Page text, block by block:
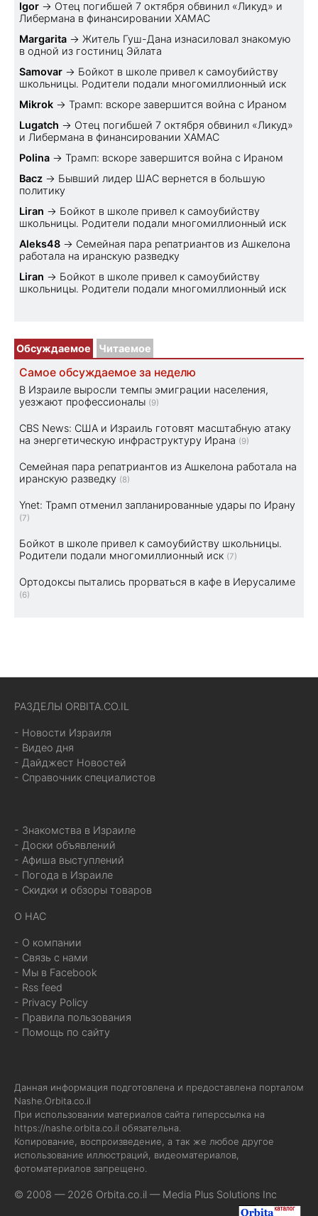
Igor → Отец погибшей 7 октября обвинил «Ликуд» и
Либермана в финансировании ХАМАС
Margarita → Житель Гуш-Дана изнасиловал знакомую
в одной из гостиниц Эйлата
Samovar → Бойкот в школе привел к самоубийству
школьницы. Родители подали многомиллионный иск
Mikrok → Трамп: вскоре завершится война с Ираном
Lugatch → Отец погибшей 7 октября обвинил «Ликуд»
и Либермана в финансировании ХАМАС
Polina → Трамп: вскоре завершится война с Ираном
Bacz → Бывший лидер ШАС вернется в большую
политику
Liran → Бойкот в школе привел к самоубийству
школьницы. Родители подали многомиллионный иск
Aleks48 → Семейная пара репатриантов из Ашкелона
работала на иранскую разведку
Liran → Бойкот в школе привел к самоубийству
школьницы. Родители подали многомиллионный иск
Обсуждаемое Читаемое
Самое обсуждаемое за неделю
В Израиле выросли темпы эмиграции населения,
уезжают профессионалы (9)
CBS News: США и Израиль готовят масштабную атаку
на энергетическую инфраструктуру Ирана (9)
Семейная пара репатриантов из Ашкелона работала на
иранскую разведку (8)
Ynet: Трамп отменил запланированные удары по Ирану
(7)
Бойкот в школе привел к самоубийству школьницы.
Родители подали многомиллионный иск (7)
Ортодоксы пытались прорваться в кафе в Иерусалиме
(6)
РАЗДЕЛЫ ORBITA.CO.IL
- Новости Израиля
- Видео дня
- Дайджест Новостей
- Справочник специалистов
- Знакомства в Израиле
- Доски объявлений
- Афиша выступлений
- Погода в Израиле
- Скидки и обзоры товаров
О НАС
- О компании
- Связь с нами
- Мы в Facebook
- Rss feed
- Privacy Policy
- Правила пользования
- Помощь по сайту
Данная информация подготовлена и предоставлена порталом
Nashe.Orbita.co.il
При использовании материалов сайта гиперссылка на
https://nashe.orbita.co.il обязательна.
Копирование, воспроизведение, а так же любое другое
использование иллюстраций, видеоматериалов,
фотоматериалов запрещено.
© 2008 — 2026 Orbita.co.il — Media Plus Solutions Inc